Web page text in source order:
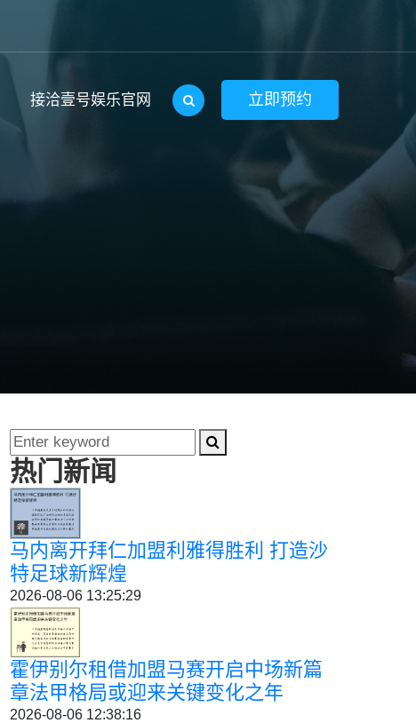
接洽壹号娱乐官网 立即预约
热门新闻
马内离开拜仁加盟利雅得胜利 打造沙
特足球新辉煌
2026-08-06 13:25:29
霍伊别尔租借加盟马赛开启中场新篇
章法甲格局或迎来关键变化之年
2026-08-06 12:38:16